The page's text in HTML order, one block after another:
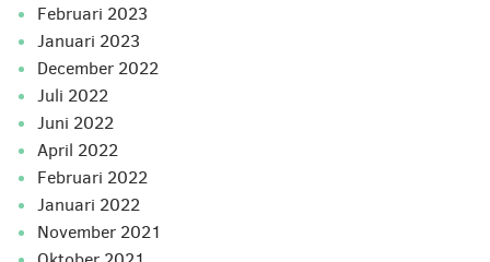
februari 2023
januari 2023
december 2022
juli 2022
juni 2022
april 2022
februari 2022
januari 2022
november 2021